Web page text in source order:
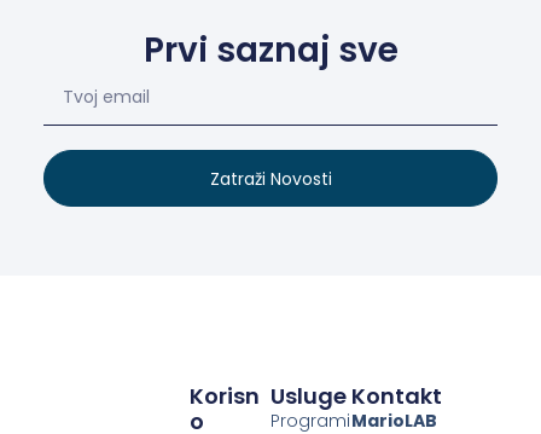
Prvi saznaj sve
Zatraži Novosti
Usluge
Programi
Korisn
O
Kontakt
MarioLAB